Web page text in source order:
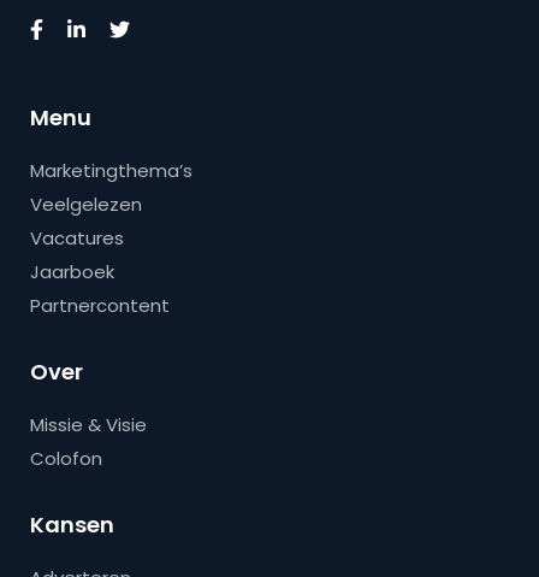
Menu
Marketingthema’s
Veelgelezen
Vacatures
Jaarboek
Partnercontent
Over
Missie & Visie
Colofon
Kansen